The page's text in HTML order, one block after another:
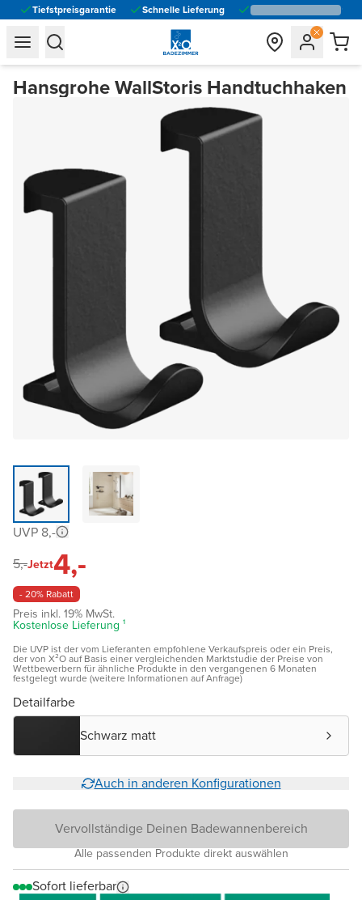
Tiefstpreisgarantie Schnelle Lieferung
general.navigation.toggle_menu.label
general.navigation.toggle_menu.label
Hansgrohe WallStoris Handtuchhaken
UVP 8,-
5,-Jetzt4,-
- 20% Rabatt
Preis inkl. 19% MwSt.
Kostenlose Lieferung ¹
Die UVP ist der vom Lieferanten empfohlene Verkaufspreis oder ein Preis,
der von X²O auf Basis einer vergleichenden Marktstudie der Preise von
Wettbewerbern für ähnliche Produkte in den vergangenen 6 Monaten
festgelegt wurde (weitere Informationen auf Anfrage)
Detailfarbe
Schwarz matt
Auch in anderen Konfigurationen
Vervollständige Deinen Badewannenbereich
Alle passenden Produkte direkt auswählen
Sofort lieferbar